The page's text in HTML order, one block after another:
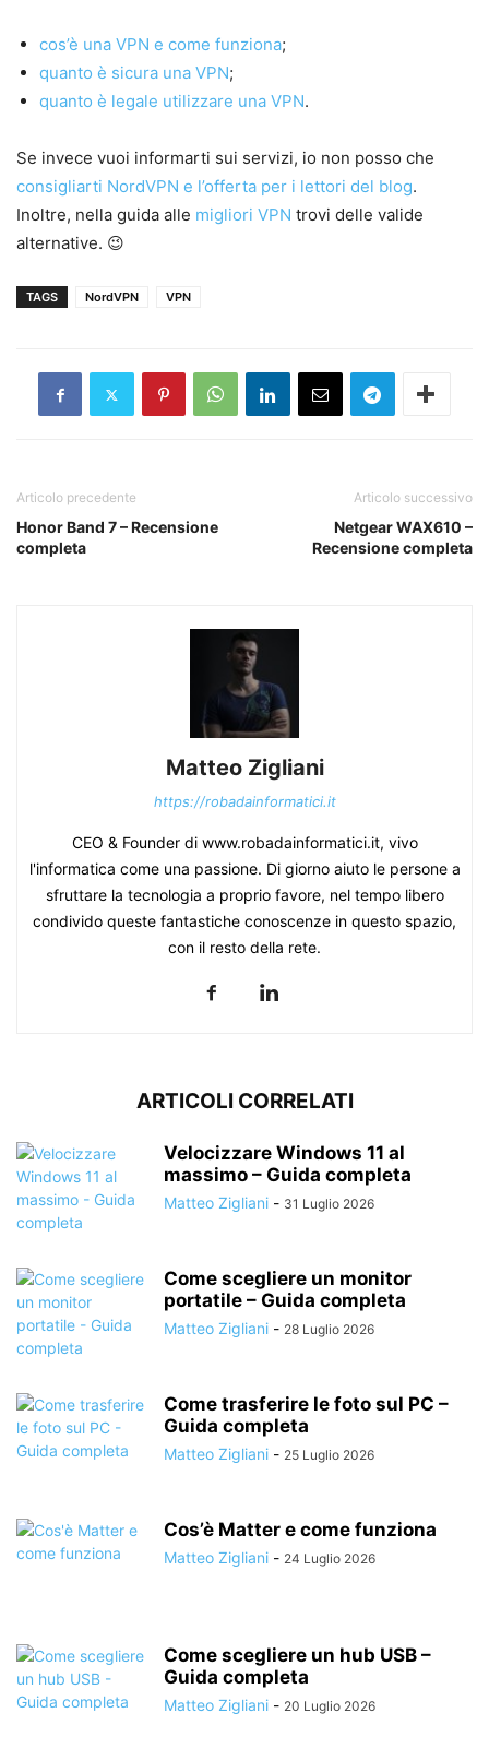
cos’è una VPN e come funziona;
quanto è sicura una VPN;
quanto è legale utilizzare una VPN.
Se invece vuoi informarti sui servizi, io non posso che
consigliarti NordVPN e l’offerta per i lettori del blog.
Inoltre, nella guida alle migliori VPN trovi delle valide
alternative. 😉
TAGS NordVPN VPN
Articolo precedente
Honor Band 7 – Recensione
completa
Articolo successivo
Netgear WAX610 –
Recensione completa
Matteo Zigliani
https://robadainformatici.it
CEO & Founder di www.robadainformatici.it, vivo
l'informatica come una passione. Di giorno aiuto le persone a
sfruttare la tecnologia a proprio favore, nel tempo libero
condivido queste fantastiche conoscenze in questo spazio,
con il resto della rete.
ARTICOLI CORRELATI
Velocizzare Windows 11 al
massimo – Guida completa
Matteo Zigliani - 31 Luglio 2026
Come scegliere un monitor
portatile – Guida completa
Matteo Zigliani - 28 Luglio 2026
Come trasferire le foto sul PC –
Guida completa
Matteo Zigliani - 25 Luglio 2026
Cos’è Matter e come funziona
Matteo Zigliani - 24 Luglio 2026
Come scegliere un hub USB –
Guida completa
Matteo Zigliani - 20 Luglio 2026